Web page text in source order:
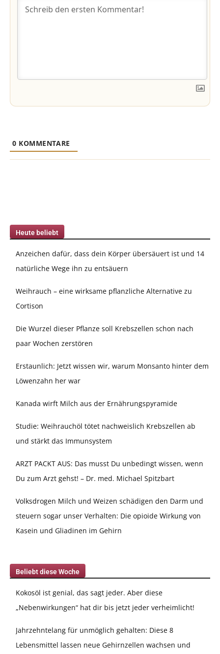
0 KOMMENTARE
Heute beliebt
Anzeichen dafür, dass dein Körper übersäuert ist und 14
natürliche Wege ihn zu entsäuern
Weihrauch – eine wirksame pflanzliche Alternative zu
Cortison
Die Wurzel dieser Pflanze soll Krebszellen schon nach
paar Wochen zerstören
Erstaunlich: Jetzt wissen wir, warum Monsanto hinter dem
Löwenzahn her war
Kanada wirft Milch aus der Ernährungspyramide
Studie: Weihrauchöl tötet nachweislich Krebszellen ab
und stärkt das Immunsystem
ARZT PACKT AUS: Das musst Du unbedingt wissen, wenn
Du zum Arzt gehst! – Dr. med. Michael Spitzbart
Volksdrogen Milch und Weizen schädigen den Darm und
steuern sogar unser Verhalten: Die opioide Wirkung von
Kasein und Gliadinen im Gehirn
Beliebt diese Woche
Kokosöl ist genial, das sagt jeder. Aber diese
„Nebenwirkungen“ hat dir bis jetzt jeder verheimlicht!
Jahrzehntelang für unmöglich gehalten: Diese 8
Lebensmittel lassen neue Gehirnzellen wachsen und